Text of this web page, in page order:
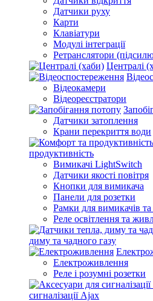
Датчики руху
Карти
Клавіатури
Модулі інтеграції
Ретранслятори
Централі
Відеокамери
Відеореєстратори
Датчики затоплення
Крани перекриття води
продуктивність
Вимикачі LightSwitch
Датчики якості повітря
Кнопки для вимикача
Панели для розетки
Рамки для вимикачів та
Реле освітлення та
диму та чадного газу
Електроживлення
Реле і розумні розетки
сигналізації Ajax